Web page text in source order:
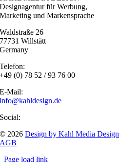
Designagentur für Werbung,
Marketing und Markensprache
Waldstraße 26
77731 Willstätt
Germany
Telefon:
+49 (0) 78 52 / 93 76 00
E-Mail:
info@kahldesign.de
Social:
© 2026Design by Kahl Media Design
AGB
Page load link